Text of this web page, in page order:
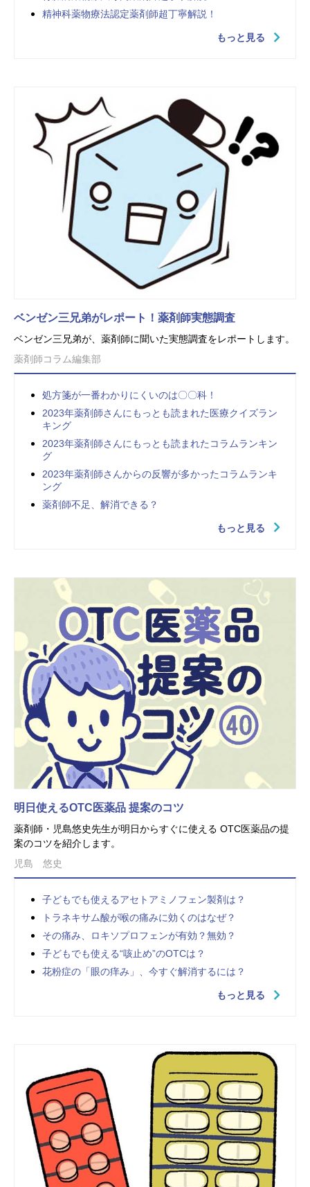
精神科薬物療法認定薬剤師超丁寧解説！
もっと見る
ベンゼン三兄弟がレポート！薬剤師実態調査
ベンゼン三兄弟が、薬剤師に聞いた実態調査をレポートします。
薬剤師コラム編集部
処方箋が一番わかりにくいのは〇〇科！
2023年薬剤師さんにもっとも読まれた医療クイズラン
キング
2023年薬剤師さんにもっとも読まれたコラムランキン
グ
2023年薬剤師さんからの反響が多かったコラムランキ
ング
薬剤師不足、解消できる？
もっと見る
明日使えるOTC医薬品 提案のコツ
薬剤師・児島悠史先生が明日からすぐに使える OTC医薬品の提
案のコツを紹介します。
児島 悠史
子どもでも使えるアセトアミノフェン製剤は？
トラネキサム酸が喉の痛みに効くのはなぜ？
その痛み、ロキソプロフェンが有効？無効？
子どもでも使える“咳止め”のOTCは？
花粉症の「眼の痒み」、今すぐ解消するには？
もっと見る